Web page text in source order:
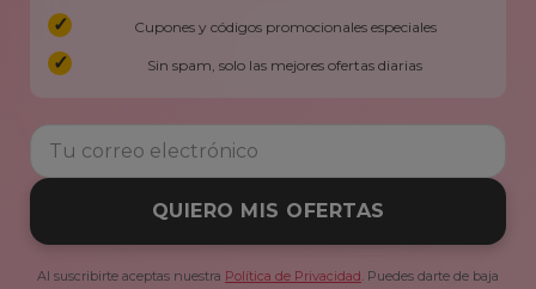
Cupones y códigos promocionales especiales
Sin spam, solo las mejores ofertas diarias
QUIERO MIS OFERTAS
Al suscribirte aceptas nuestra Política de Privacidad . Puedes darte de baja